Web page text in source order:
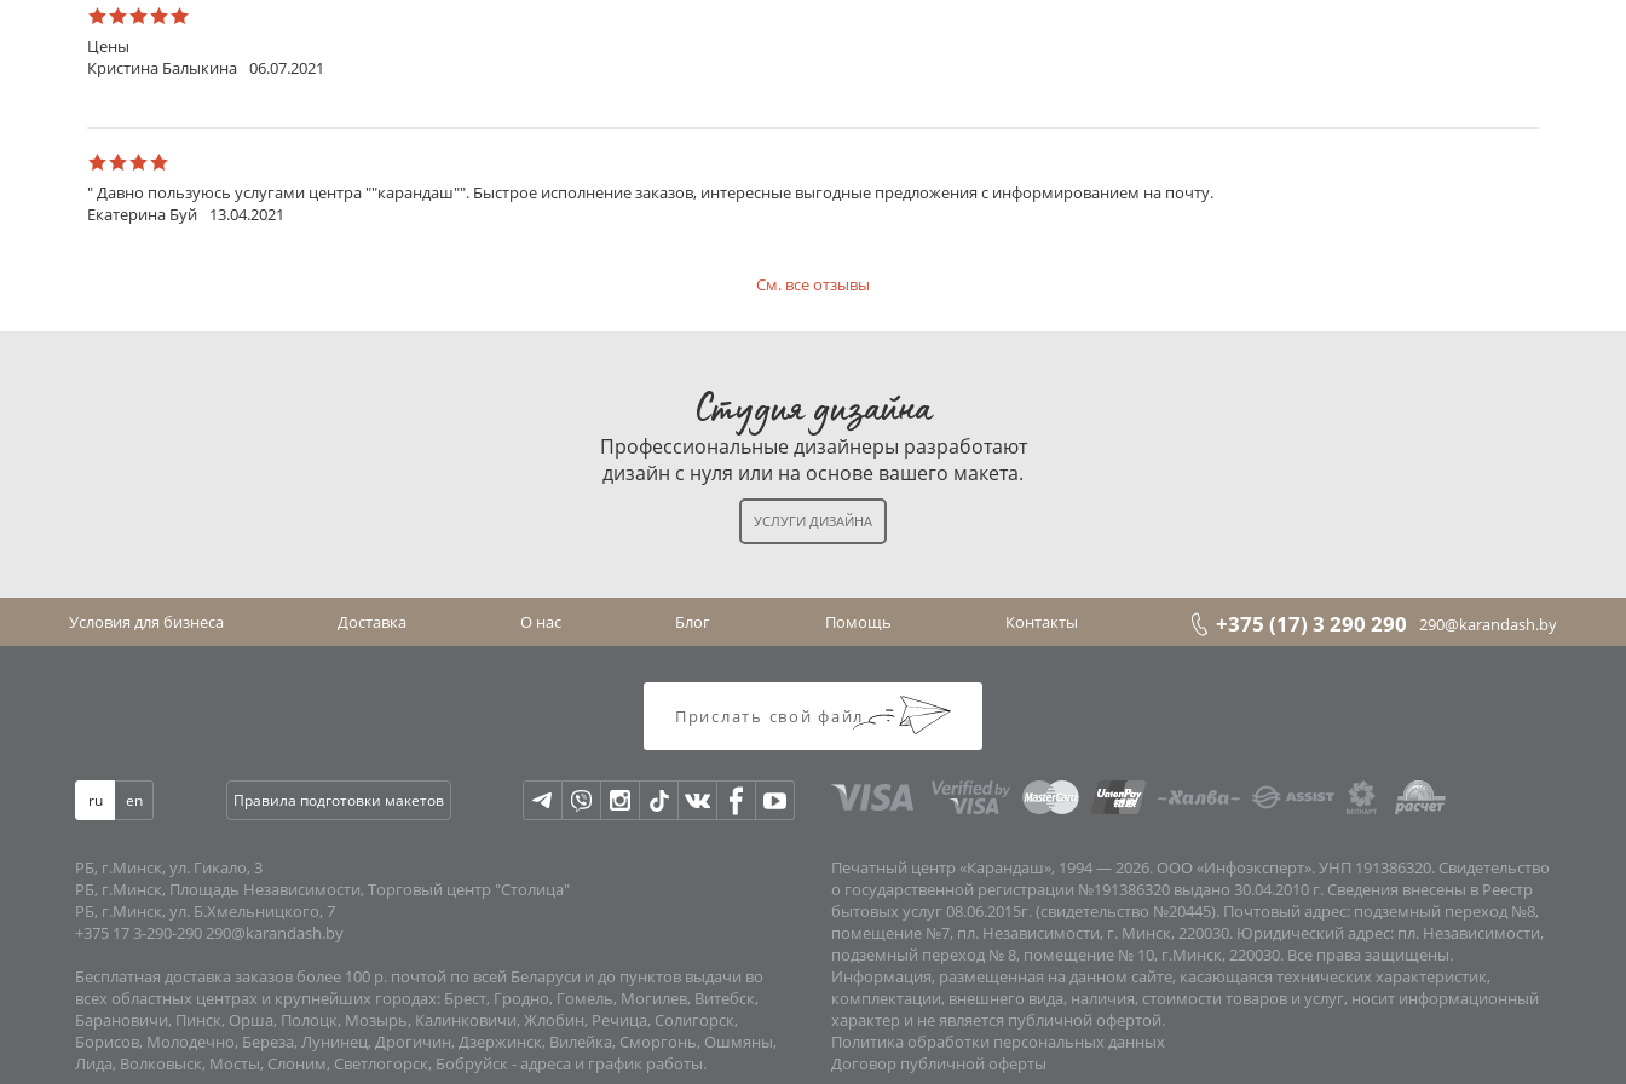
Цены
Кристина Балыкина 06.07.2021
" Давно пользуюсь услугами центра ""карандаш"". Быстрое исполнение заказов, интересные выгодные предложения с информированием на почту.
Екатерина Буй
13.04.2021
См. все отзывы
Студия дизайна
Профессиональные дизайнеры разработают
дизайн с нуля или на основе вашего макета.
Условия для бизнеса Доставка О нас Блог Помощь Контакты +375 (17) 3 290 290 290@karandash.by
Прислать свой файл
ru en Правила подготовки макетов
РБ, г.Минск, ул. Гикало, 3
РБ, г.Минск, Площадь Независимости, Торговый центр "Столица"
РБ, г.Минск, ул. Б.Хмельницкого, 7
+375 17 3-290-290 290@karandash.by
Бесплатная доставка заказов более 100 р. почтой по всей Беларуси и до пунктов выдачи во
всех областных центрах и крупнейших городах: Брест, Гродно, Гомель, Могилев, Витебск,
Барановичи, Пинск, Орша, Полоцк, Мозырь, Калинковичи, Жлобин, Речица, Солигорск,
Борисов, Молодечно, Береза, Лунинец, Дрогичин, Дзержинск, Вилейка, Сморгонь, Ошмяны,
Лида, Волковыск, Мосты, Слоним, Светлогорск, Бобруйск - адреса и график работы.
Печатный центр «Карандаш», 1994 — 2026. ООО «Инфоэксперт». УНП 191386320. Свидетельство
о государственной регистрации №191386320 выдано 30.04.2010 г. Сведения внесены в Реестр
бытовых услуг 08.06.2015г. (свидетельство №20445). Почтовый адрес: подземный переход №8,
помещение №7, пл. Независимости, г. Минск, 220030. Юридический адрес: пл. Независимости,
подземный переход № 8, помещение № 10, г.Минск, 220030. Все права защищены.
Информация, размещенная на данном сайте, касающаяся технических характеристик,
комплектации, внешнего вида, наличия, стоимости товаров и услуг, носит информационный
характер и не является публичной офертой.
Политика обработки персональных данных
Договор публичной оферты